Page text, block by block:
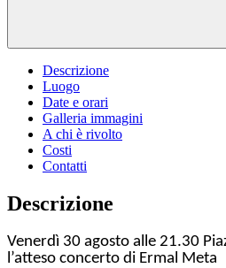
Descrizione
Luogo
Date e orari
Galleria immagini
A chi è rivolto
Costi
Contatti
Descrizione
Venerdì 30 agosto alle 21.30
l’atteso concerto di Ermal Meta